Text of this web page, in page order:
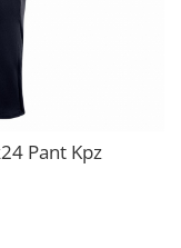
Pant Kpz